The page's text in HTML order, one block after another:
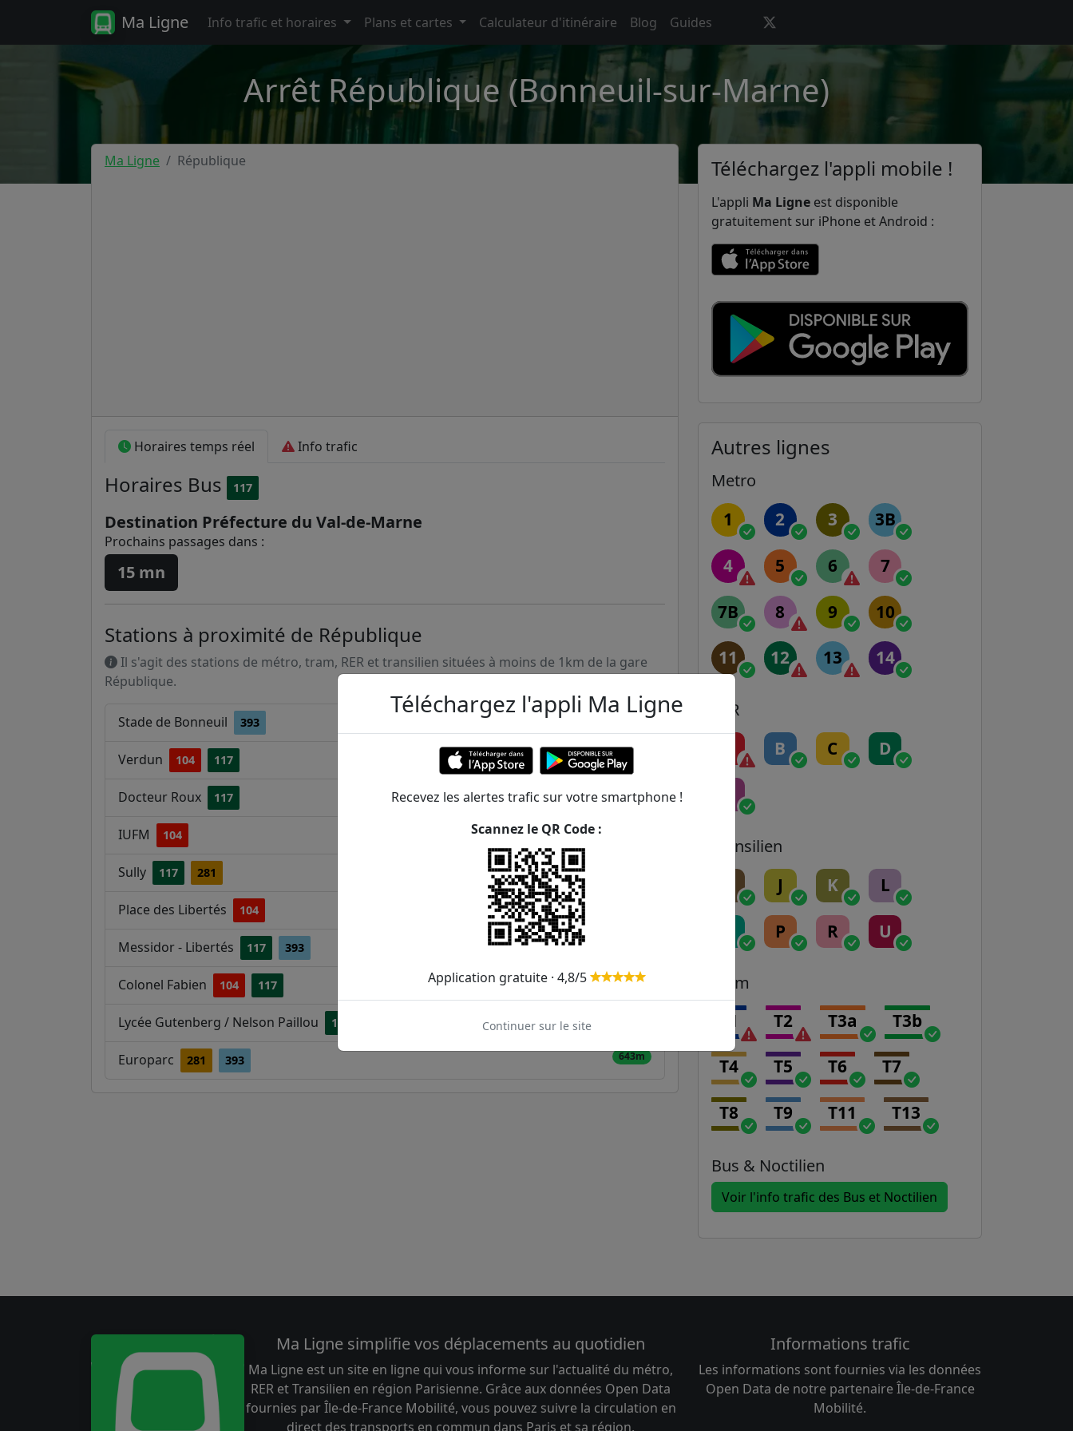
Ma Ligne Info trafic et horaires Plans et cartes Calculateur d'itinéraire Blog Guides
Arrêt République (Bonneuil-sur-Marne)
Ma Ligne République
Horaires temps réel Info trafic
Horaires Bus 117
Destination Préfecture du Val-de-Marne
Prochains passages dans :
15 mn
Stations à proximité de République
Il s'agit des stations de métro, tram, RER et transilien situées à moins de 1km de la gare
République.
Stade de Bonneuil 393 222m
Verdun 104 117
Docteur Roux 117 350m
IUFM 104
Sully 117 281
Place des Libertés 104
Messidor - Libertés 117 393
Colonel Fabien 104 117 551m
Lycée Gutenberg / Nelson Paillou 117
Europarc 281 393 643m
Téléchargez l'appli mobile !
L'appli Ma Ligne est disponible
gratuitement sur iPhone et Android :
Autres lignes
Metro
1 2 3 3B
4 5 6 7
7B 8 9 10
11 12 13 14
RER
B C D
Transilien
J K L
P R U
Tram
T1 T2 T3a T3b
T4 T5 T6 T7
T8 T9 T11 T13
Bus & Noctilien
Voir l'info trafic des Bus et Noctilien
Ma Ligne simplifie vos déplacements au quotidien
Ma Ligne est un site en ligne qui vous informe sur l'actualité du métro,
RER et Transilien en région Parisienne. Grâce aux données Open Data
fournies par Île-de-France Mobilité, vous pouvez suivre la circulation en
direct des transports en commun dans Paris et sa région.
Informations trafic
Les informations sont fournies via les données
Open Data de notre partenaire Île-de-France
Mobilité.
Téléchargez l'appli Ma Ligne
Recevez les alertes trafic sur votre smartphone !
Scannez le QR Code :
Application gratuite · 4,8/5
Continuer sur le site